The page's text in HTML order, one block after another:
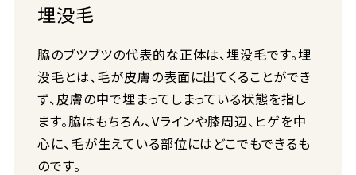
埋没毛
脇のブツブツの代表的な正体は、埋没毛です。埋
没毛とは、毛が皮膚の表面に出てくることができ
ず、皮膚の中で埋まってしまっている状態を指し
ます。脇はもちろん、Vラインや膝周辺、ヒゲを中
心に、毛が生えている部位にはどこでもできるも
のです。